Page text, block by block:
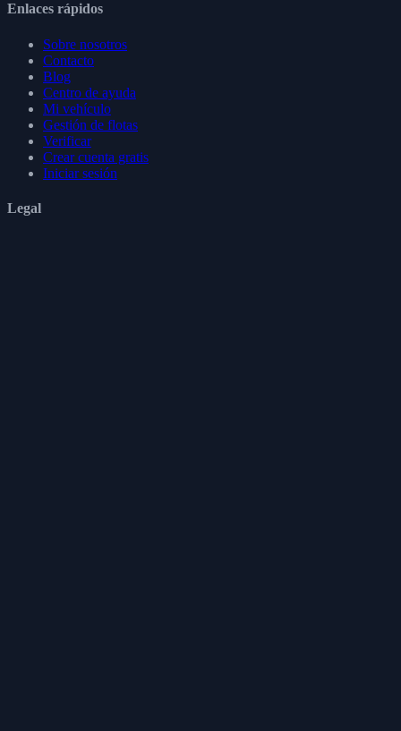
Enlaces rápidos
Sobre nosotros
Contacto
Blog
Centro de ayuda
Mi vehículo
Gestión de flotas
Verificar
Crear cuenta gratis
Iniciar sesión
Legal